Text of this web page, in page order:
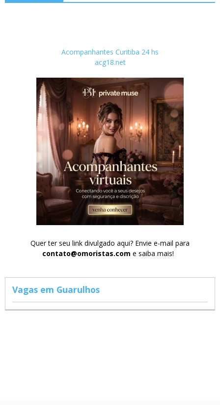
Acompanhantes Curitiba 24 hs
acg18.net
Quer ter seu link divulgado aqui? Envie e-mail para
contato@omoristas.com e saiba mais!
Vagas em Guarulhos